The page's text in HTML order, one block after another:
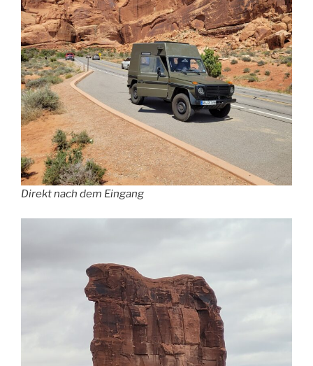
Direkt nach dem Eingang